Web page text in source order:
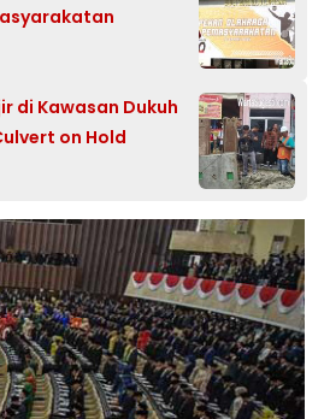
di Kawasan Dukuh
on Hold